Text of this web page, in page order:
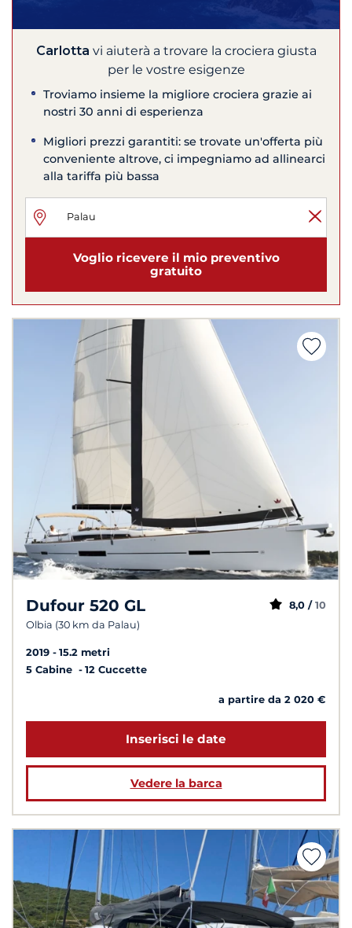
Carlotta vi aiuterà a trovare la crociera giusta
per le vostre esigenze
Troviamo insieme la migliore crociera grazie ai
nostri 30 anni di esperienza
Migliori prezzi garantiti: se trovate un'offerta più
conveniente altrove, ci impegniamo ad allinearci
alla tariffa più bassa
Voglio ricevere il mio preventivo
gratuito
Dufour 520 GL
Olbia (30 km da Palau)
8,0 / 10
2019
15.2 metri
5 Cabine
12 Cuccette
a partire da 2 020 €
Inserisci le date
Vedere la barca